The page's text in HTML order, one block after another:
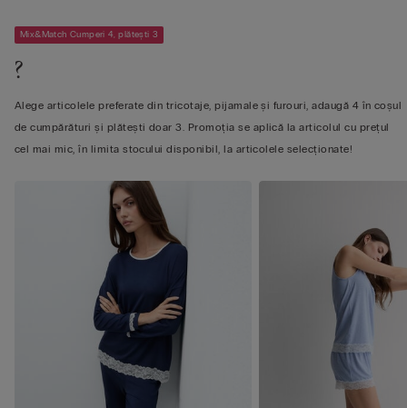
Mix&Match Cumperi 4, plătești 3
?
Alege articolele preferate din tricotaje, pijamale și furouri, adaugă 4 în coșul
de cumpărături și plătești doar 3. Promoția se aplică la articolul cu prețul
cel mai mic, în limita stocului disponibil, la articolele selecționate!